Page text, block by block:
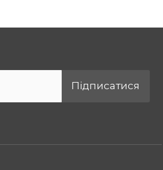
Підписатися